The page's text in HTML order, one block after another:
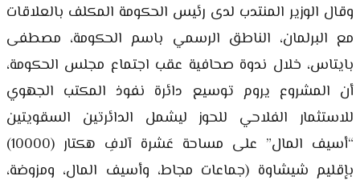
وقال الوزير المنتدب لدى رئيس الحكومة المكلف بالعلاقات
مع البرلمان، الناطق الرسمي باسم الحكومة، مصطفى
بايتاس، خلال ندوة صحافية عقب اجتماع مجلس الحكومة،
أن المشروع يروم توسيع دائرة نفوذ المكتب الجهوي
للاستثمار الفلاحي للحوز ليشمل الدائرتين السقويتين
“أسيف المال” على مساحة عَشرة آلافِ هكتار (10000)
بإقليم شيشاوة (جماعات مجاط، وأسيف المال، ومزوضة،